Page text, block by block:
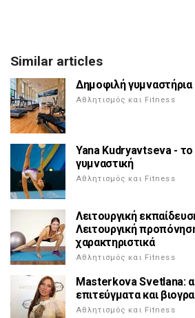
Similar articles
Δημοφιλή
Αθλητισμός και Fitness
Yana Kudryavtseva -
γυμναστική
Αθλητισμός και Fitness
Λειτουργική
Λειτουργική
χαρακτηριστικά
Αθλητισμός και Fitness
Masterkova Svetlana:
επιτεύγματα και
Αθλητισμός και Fitness